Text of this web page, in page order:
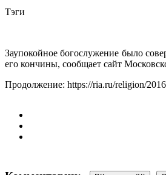
Тэги
Заупокойное богослужение было
его кончины, сообщает сайт
Продолжение: https://ria.ru/religion/